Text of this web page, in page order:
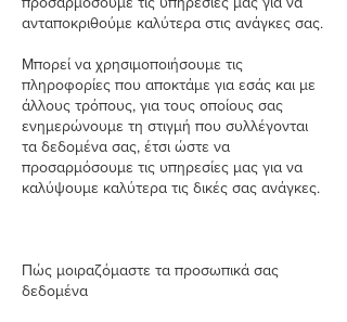
ανταποκριθούμε καλύτερα στις ανάγκες σας.
Μπορεί να χρησιμοποιήσουμε τις
πληροφορίες που αποκτάμε για εσάς και με
άλλους τρόπους, για τους οποίους σας
ενημερώνουμε τη στιγμή που συλλέγονται
τα δεδομένα σας, έτσι ώστε να
προσαρμόσουμε τις υπηρεσίες μας για να
καλύψουμε καλύτερα τις δικές σας ανάγκες.
Πώς μοιραζόμαστε τα προσωπικά σας
δεδομένα